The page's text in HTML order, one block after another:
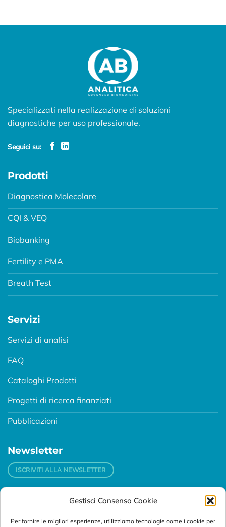
Gestisci Consenso Cookie
Per fornire le migliori esperienze, utilizziamo tecnologie come i cookie per
Specializzati nella realizzazione di soluzioni
diagnostiche per uso professionale.
Seguici su:
Prodotti
Diagnostica Molecolare
CQI & VEQ
Biobanking
Fertility e PMA
Breath Test
Servizi
Servizi di analisi
FAQ
Cataloghi Prodotti
Progetti di ricerca finanziati
Pubblicazioni
Newsletter
ISCRIVITI ALLA NEWSLETTER
Padova